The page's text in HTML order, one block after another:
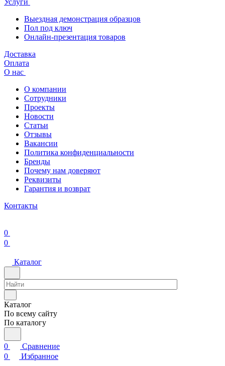
Услуги
Выездная демонстрация образцов
Пол под ключ
Онлайн-презентация товаров
Доставка
Оплата
О нас
О компании
Сотрудники
Проекты
Новости
Статьи
Отзывы
Вакансии
Политика конфиденциальности
Бренды
Почему нам доверяют
Реквизиты
Гарантия и возврат
Контакты
0
0
Каталог
Каталог
По всему сайту
По каталогу
0
Сравнение
0
Избранное